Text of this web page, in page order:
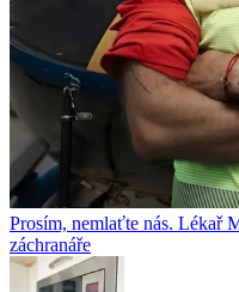
Prosím, nemlaťte nás. Lékař
záchranáře